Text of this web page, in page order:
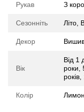
Рукав З
Сезонніть Літо
Декор
Вік
Від 1
роки
років
Колір